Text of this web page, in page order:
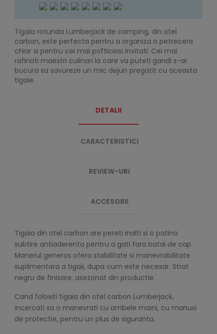
Tigaia rotunda Lumberjack de camping, din otel
carbon, este perfecta pentru a organiza o petrecere
chiar si pentru cei mai pofticiosi invitati. Cei mai
rafinati maestri culinari la care va puteti gandi s-ar
bucura sa savureze un mic dejun pregatit cu aceasta
tigaie.
DETALII
CARACTERISTICI
REVIEW-URI
ACCESORII
Tigaia din otel carbon are pereti inalti si o patina
subtire antiaderenta pentru a gati fara batai de cap.
Manerul generos ofera stabilitate si manevrabilitate
suplimentara a tigaii, dupa cum este necesar. Strat
negru de finisare, asezonat din productie.
Cand folositi tigaia din otel carbon Lumberjack,
incercati sa o manevrati cu ambele maini, cu manusi
de protectie, pentru un plus de siguranta.